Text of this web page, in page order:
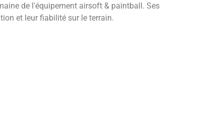
de l'équipement airsoft & paintball. Ses
et leur fiabilité sur le terrain.